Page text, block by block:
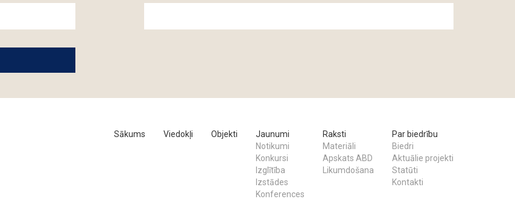
Sākums Viedokļi Objekti
Jaunumi
Notikumi
Konkursi
Izglītība
Izstādes
Konferences
Raksti
Materiāli
Apskats ABD
Likumdošana
Par biedrību
Biedri
Aktuālie projekti
Statūti
Kontakti